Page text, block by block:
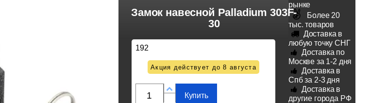
Замок навесной Palladium 303F-
30
192
Акция действует до 8 августа
Купить
рынке
Более 20
тыс. товаров
Доставка в
любую точку СНГ
Доставка по
Москве за 1-2 дня
Доставка в
Спб за 2-3 дня
Доставка в
другие города РФ